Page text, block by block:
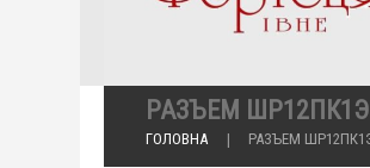
РАЗЪЕМ
ГОЛОВНА РАЗЪЕМ